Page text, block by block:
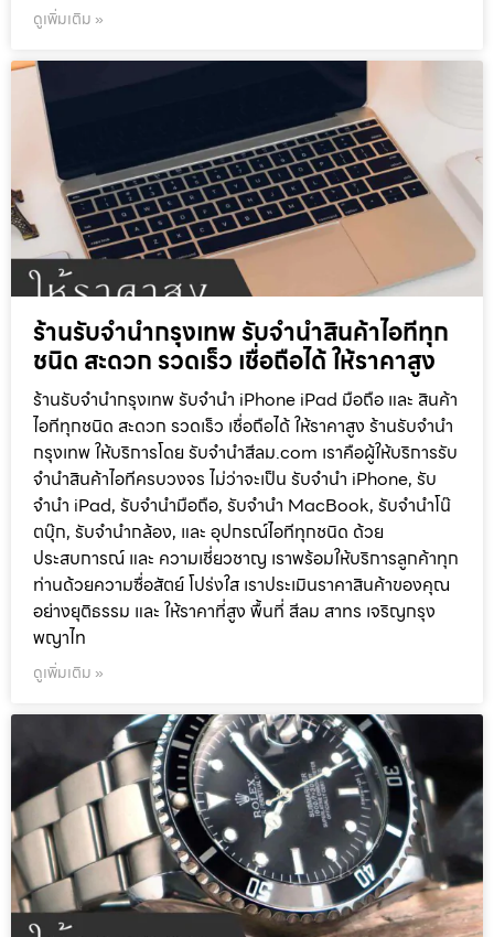
ดูเพิ่มเติม »
ร้านรับจำนำกรุงเทพ รับจำนำสินค้าไอทีทุก
ชนิด สะดวก รวดเร็ว เชื่อถือได้ ให้ราคาสูง
ร้านรับจำนำกรุงเทพ รับจำนำ iPhone iPad มือถือ และ สินค้า
ไอทีทุกชนิด สะดวก รวดเร็ว เชื่อถือได้ ให้ราคาสูง ร้านรับจำนำ
กรุงเทพ ให้บริการโดย รับจํานําสีลม.com เราคือผู้ให้บริการรับ
จำนำสินค้าไอทีครบวงจร ไม่ว่าจะเป็น รับจำนำ iPhone, รับ
จำนำ iPad, รับจำนำมือถือ, รับจำนำ MacBook, รับจำนำโน๊
ตบุ๊ก, รับจำนำกล้อง, และ อุปกรณ์ไอทีทุกชนิด ด้วย
ประสบการณ์ และ ความเชี่ยวชาญ เราพร้อมให้บริการลูกค้าทุก
ท่านด้วยความซื่อสัตย์ โปร่งใส เราประเมินราคาสินค้าของคุณ
อย่างยุติธรรม และ ให้ราคาที่สูง พื้นที่ สีลม สาทร เจริญกรุง
พญาไท
ดูเพิ่มเติม »